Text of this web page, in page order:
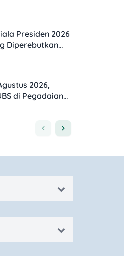
Presiden 2026
Diperebutkan
2026,
di Pegadaian